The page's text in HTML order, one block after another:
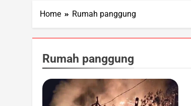
Home Rumah panggung
Rumah panggung